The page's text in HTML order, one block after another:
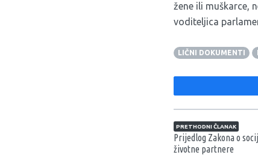
žene ili muškarce,
voditeljica
LIČNI DOKUMENTI
Navigacija
PRETHODNI ČLANAK
Prijedlog Zakona o
životne partnere